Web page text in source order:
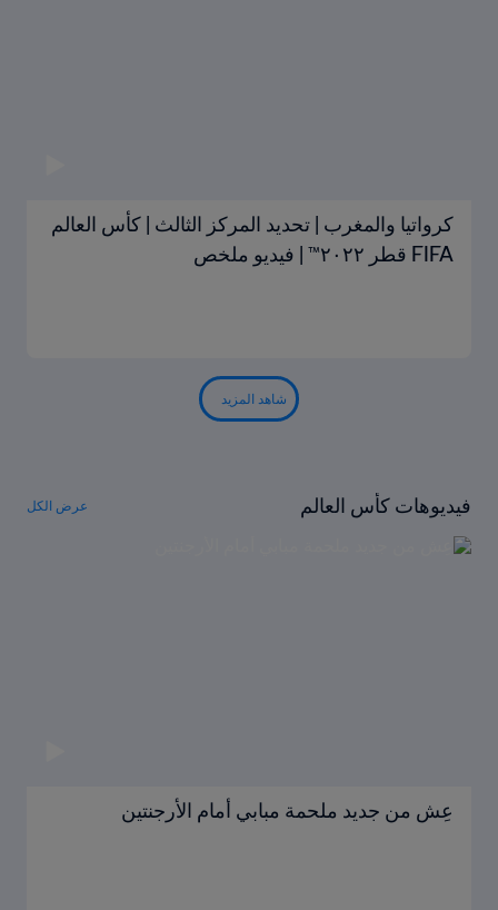
كرواتيا والمغرب | تحديد المركز الثالث | كأس العالم
FIFA قطر ٢٠٢٢™ | فيديو ملخص
شاهد المزيد
فيديوهات كأس العالم عرض الكل
عِش من جديد ملحمة مبابي أمام الأرجنتين